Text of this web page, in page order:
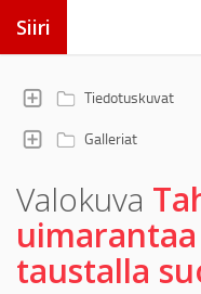
Siiri
Tiedotuskuvat
Galleriat
Valokuva
taustalla